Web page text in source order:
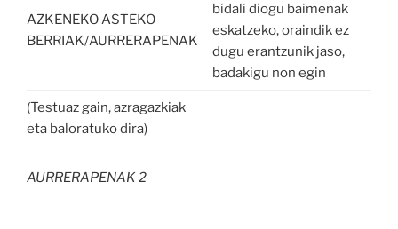
AZKENEKO ASTEKO
BERRIAK/AURRERAPENAK
bidali diogu baimenak
eskatzeko, oraindik ez
dugu erantzunik jaso,
badakigu non egin
(Testuaz gain, azragazkiak
eta baloratuko dira)
AURRERAPENAK 2